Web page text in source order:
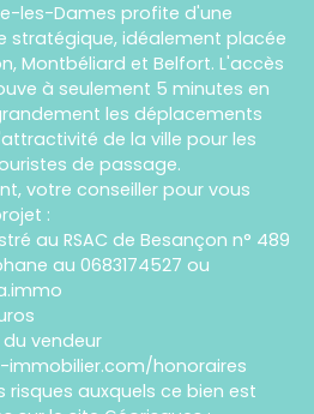
les-Dames profite d'une
stratégique, idéalement placée
Montbéliard et Belfort. L'accès
à seulement 5 minutes en
les déplacements
de la ville pour les
de passage.
votre conseiller pour vous
:
au RSAC de Besançon n° 489
au 0683174527 ou
vendeur
immobilier.com/honoraires
risques auxquels ce bien est